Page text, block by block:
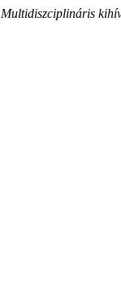
Multidiszciplináris